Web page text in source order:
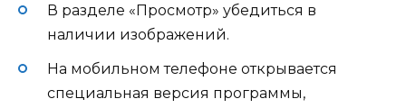
В разделе «Просмотр» убедиться в
наличии изображений.
На мобильном телефоне открывается
специальная версия программы,